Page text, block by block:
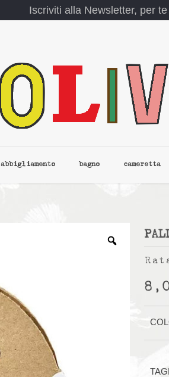
Iscriviti alla Newsletter, per
abbigliamento bagno cameretta